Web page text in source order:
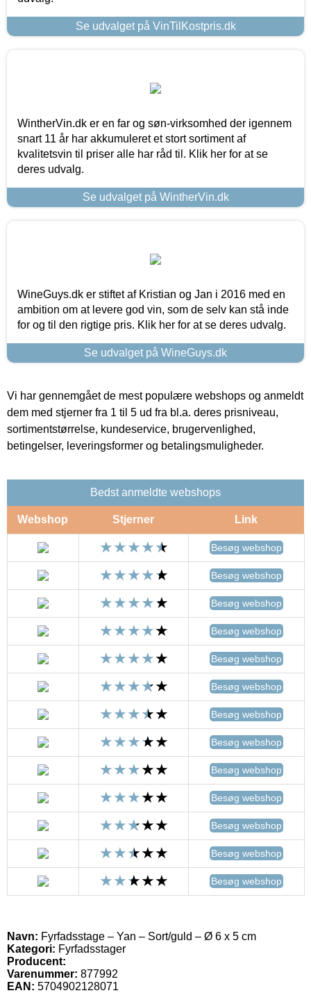
Se udvalget på VinTilKostpris.dk
WintherVin.dk er en far og søn-virksomhed der igennem
snart 11 år har akkumuleret et stort sortiment af
kvalitetsvin til priser alle har råd til. Klik her for at se
deres udvalg.
Se udvalget på WintherVin.dk
WineGuys.dk er stiftet af Kristian og Jan i 2016 med en
ambition om at levere god vin, som de selv kan stå inde
for og til den rigtige pris. Klik her for at se deres udvalg.
Se udvalget på WineGuys.dk
Vi har gennemgået de mest populære webshops og anmeldt
dem med stjerner fra 1 til 5 ud fra bl.a. deres prisniveau,
sortimentstørrelse, kundeservice, brugervenlighed,
betingelser, leveringsformer og betalingsmuligheder.
Bedst anmeldte webshops
Webshop Stjerner Link
Besøg webshop
Besøg webshop
Besøg webshop
Besøg webshop
Besøg webshop
Besøg webshop
Besøg webshop
Besøg webshop
Besøg webshop
Besøg webshop
Besøg webshop
Besøg webshop
Besøg webshop
Navn: Fyrfadsstage – Yan – Sort/guld – Ø 6 x 5 cm
Kategori: Fyrfadsstager
Producent:
Varenummer: 877992
EAN: 5704902128071